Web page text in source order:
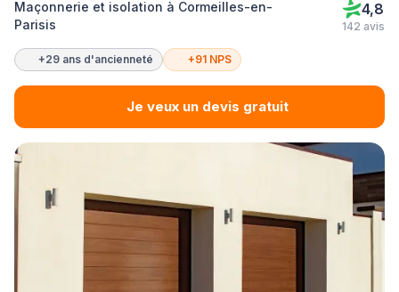
Maçonnerie et isolation à Cormeilles-en-
Parisis
4,8
142 avis
+29 ans d'ancienneté +91 NPS
Je veux un devis gratuit